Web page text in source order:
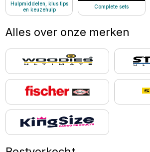
Hulpmiddelen, klus tips
en keuzehulp
Complete sets
Alles over onze merken